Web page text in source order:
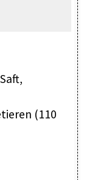
(110